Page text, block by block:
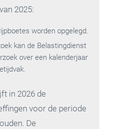
2025:
worden opgelegd.
kan de Belastingdienst
over een kalenderjaar
in 2026 de
voor de periode
De